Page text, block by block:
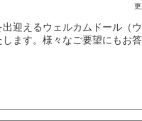
迎えるウェルカムドール（
ます。様々なご要望にもお